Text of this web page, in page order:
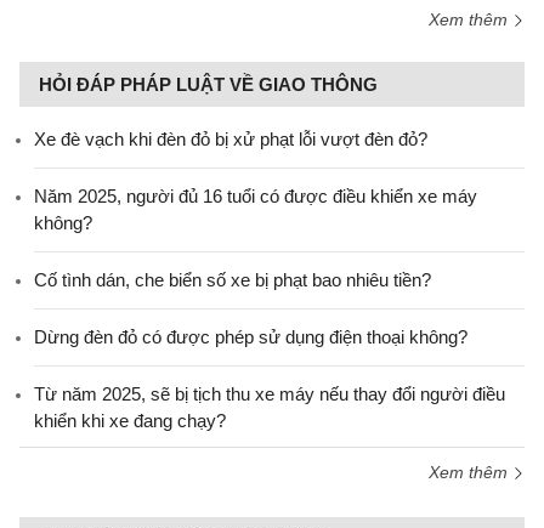
Xem thêm
HỎI ĐÁP PHÁP LUẬT VỀ GIAO THÔNG
Xe đè vạch khi đèn đỏ bị xử phạt lỗi vượt đèn đỏ?
Năm 2025, người đủ 16 tuổi có được điều khiển xe máy
không?
Cố tình dán, che biển số xe bị phạt bao nhiêu tiền?
Dừng đèn đỏ có được phép sử dụng điện thoại không?
Từ năm 2025, sẽ bị tịch thu xe máy nếu thay đổi người điều
khiển khi xe đang chạy?
Xem thêm